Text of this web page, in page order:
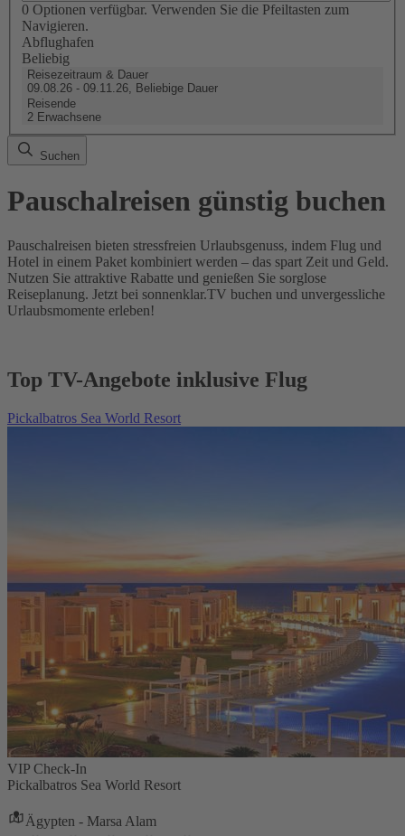
0 Optionen verfügbar. Verwenden Sie die Pfeiltasten zum
Navigieren.
Abflughafen
Beliebig
Reisezeitraum & Dauer
09.08.26 - 09.11.26, Beliebige Dauer
Reisende
2 Erwachsene
Suchen
Pauschalreisen günstig buchen
Pauschalreisen bieten stressfreien Urlaubsgenuss, indem Flug und
Hotel in einem Paket kombiniert werden – das spart Zeit und Geld.
Nutzen Sie attraktive Rabatte und genießen Sie sorglose
Reiseplanung. Jetzt bei sonnenklar.TV buchen und unvergessliche
Urlaubsmomente erleben!
Top TV-Angebote inklusive Flug
Pickalbatros Sea World Resort
VIP Check-In
Pickalbatros Sea World Resort
Ägypten - Marsa Alam